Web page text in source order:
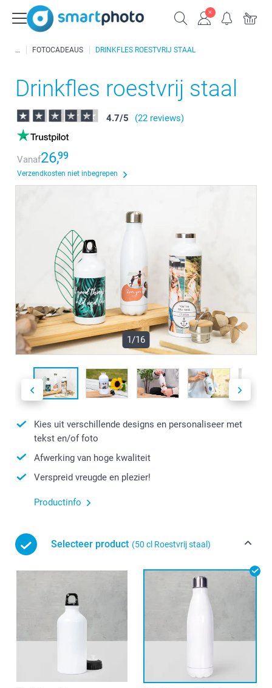
FOTOCADEAUS DRINKFLES ROESTVRIJ STAAL
Drinkfles roestvrij staal
4.7/5 (22 reviews)
Vanaf26,99
Verzendkosten niet inbegrepen
1/16
Kies uit verschillende designs en personaliseer met
tekst en/of foto
Afwerking van hoge kwaliteit
Verspreid vreugde en plezier!
Productinfo
Selecteer product (50 cl Roestvrij staal)